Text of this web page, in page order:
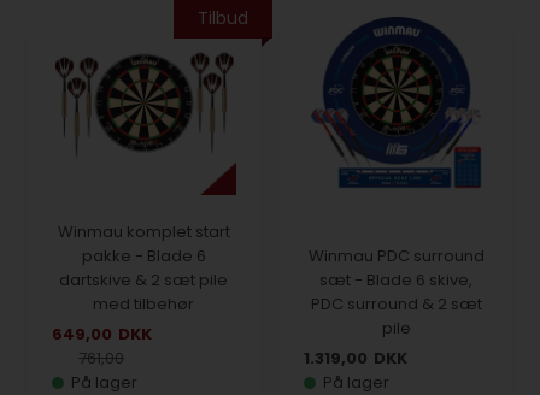
Tilbud
Winmau komplet start
pakke - Blade 6
dartskive & 2 sæt pile
med tilbehør
649,00 DKK
761,00
På lager
Winmau PDC surround
sæt - Blade 6 skive,
PDC surround & 2 sæt
pile
1.319,00 DKK
På lager